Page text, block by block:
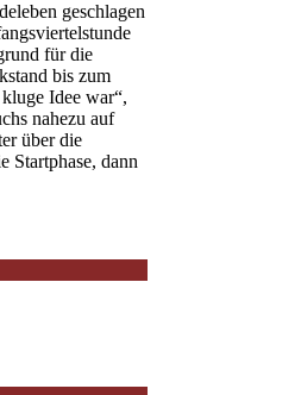
geschlagen
für die
bis zum
Idee war“,
nahezu auf
über die
Startphase, dann